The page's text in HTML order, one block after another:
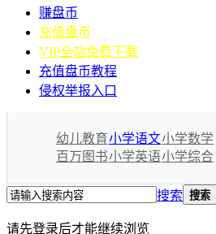
赚盘币
充值盘币
VIP全站免费下载
充值盘币教程
侵权举报入口
幼儿教育小学语文小学数学
百万图书小学英语小学综合
搜索 搜索
请先登录后才能继续浏览